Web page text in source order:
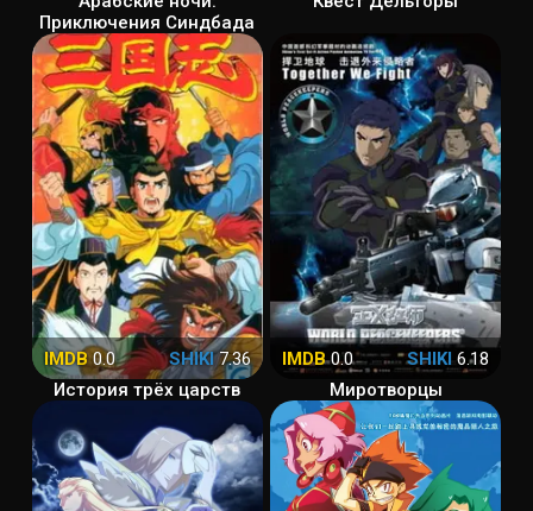
Приключения Синдбада
IMDB0.0 SHIKI7.36
История трёх царств
IMDB0.0 SHIKI 6.18
Миротворцы